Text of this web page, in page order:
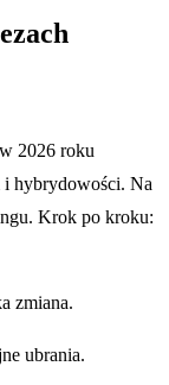
2026 roku
i hybrydowości. Na
Krok po kroku:
zmiana.
ubrania.